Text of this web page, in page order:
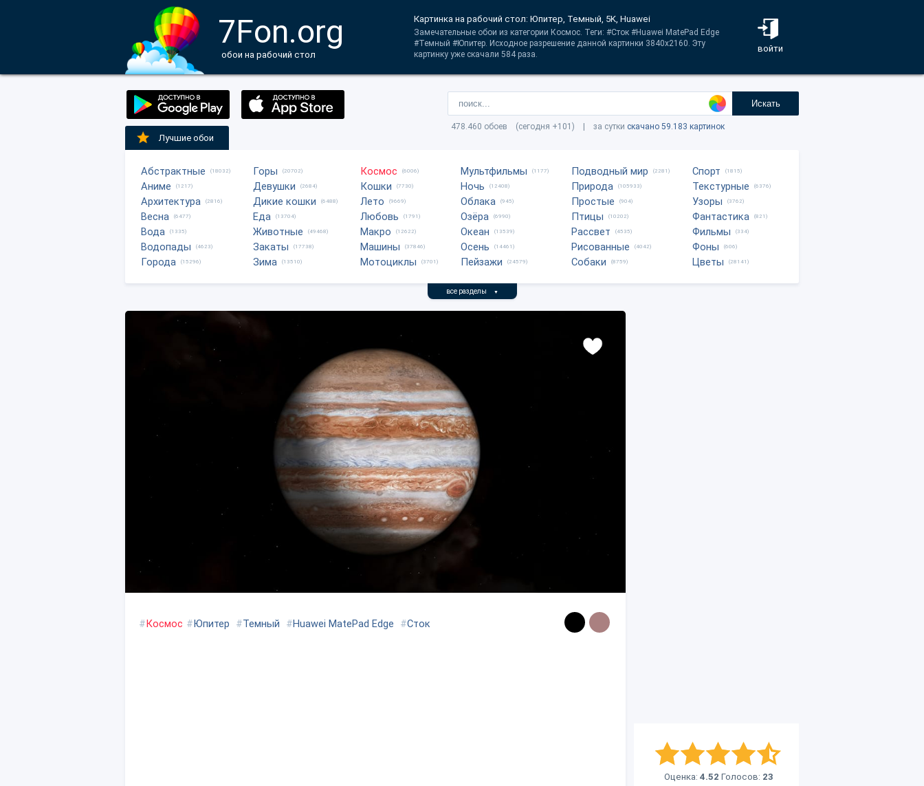
7Fon.org
обои на рабочий стол
войти
Картинка на рабочий стол: Юпитер, Темный, 5K, Huawei
Замечательные обои из категории Космос. Теги: #Сток #Huawei MatePad Edge
#Темный #Юпитер. Исходное разрешение данной картинки 3840x2160. Эту
картинку уже скачали 584 раза.
Искать
478.460 обоев (сегодня +101) | за сутки скачано 59.183 картинок
Лучшие обои
Абстрактные (18032)
Аниме (1217)
Архитектура (2816)
Весна (6477)
Вода (1335)
Водопады (4623)
Города (15296)
Горы (20702)
Девушки (2684)
Дикие кошки (6488)
Еда (13704)
Животные (49468)
Закаты (17738)
Зима (13510)
Космос (6006)
Кошки (7730)
Лето (9669)
Любовь (1791)
Макро (12622)
Машины (37846)
Мотоциклы (3701)
Мультфильмы (1177)
Ночь (12408)
Облака (945)
Озёра (6990)
Океан (13539)
Осень (14461)
Пейзажи (24579)
Подводный мир (2281)
Природа (105933)
Простые (904)
Птицы (10202)
Рассвет (4535)
Рисованные (4042)
Собаки (8759)
Спорт (1815)
Текстурные (6376)
Узоры (3762)
Фантастика (821)
Фильмы (334)
Фоны (606)
Цветы (28141)
все разделы ▼
Оценка: 4.52 Голосов: 23
#Космос #Юпитер #Темный #Huawei MatePad Edge #Сток